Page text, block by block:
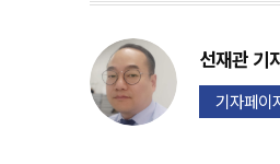
선재관 기
기자페이